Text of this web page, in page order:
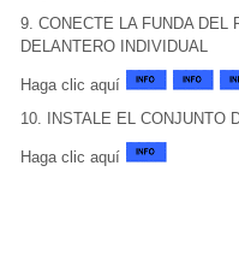
9. CONECTE LA FUNDA DEL
DELANTERO INDIVIDUAL
Haga clic aquí
10. INSTALE EL CONJUNTO
Haga clic aquí